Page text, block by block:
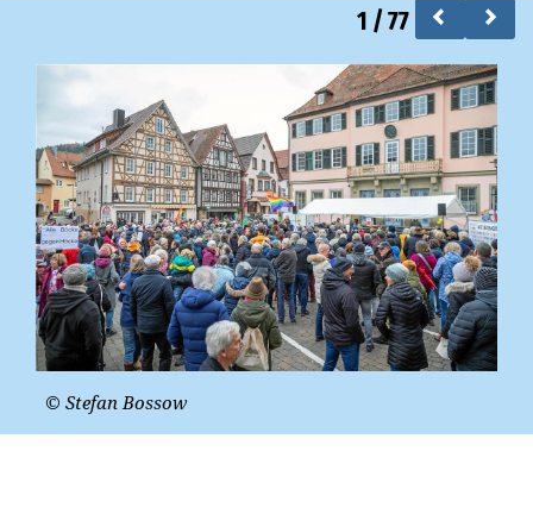
1 /77
© Stefan Bossow